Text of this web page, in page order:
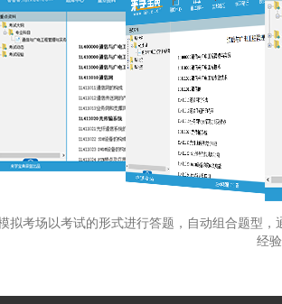
拟考场以考试的形式进行答题，自动组合题型
经